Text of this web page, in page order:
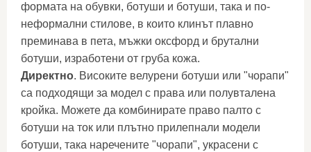
формата на обувки, ботуши и ботуши, така и по-
неформални стилове, в които клинът плавно
преминава в пета, мъжки оксфорд и брутални
ботуши, изработени от груба кожа.
Директно. Високите велурени ботуши или "чорапи"
са подходящи за модел с права или полувталена
кройка. Можете да комбинирате право палто с
ботуши на ток или плътно прилепнали модели
ботуши, така наречените "чорапи", украсени с